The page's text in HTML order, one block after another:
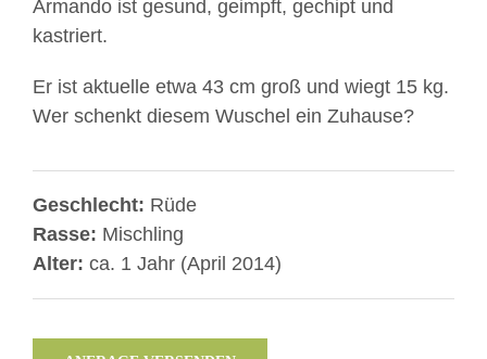
Armando ist gesund, geimpft, gechipt und
kastriert.
Er ist aktuelle etwa 43 cm groß und wiegt 15 kg.
Wer schenkt diesem Wuschel ein Zuhause?
Geschlecht: Rüde
Rasse: Mischling
Alter: ca. 1 Jahr (April 2014)